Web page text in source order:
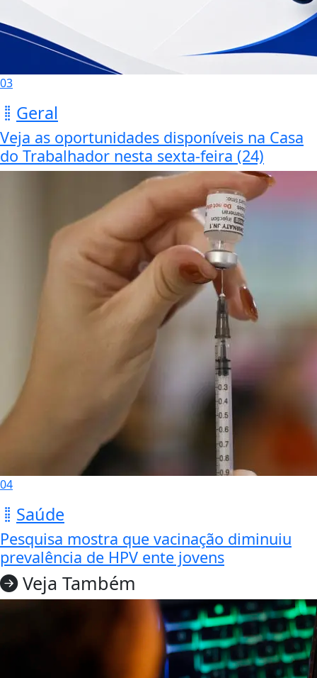
03
Geral
Veja as oportunidades disponíveis na Casa
do Trabalhador nesta sexta-feira (24)
04
Saúde
Pesquisa mostra que vacinação diminuiu
prevalência de HPV ente jovens
Veja Também